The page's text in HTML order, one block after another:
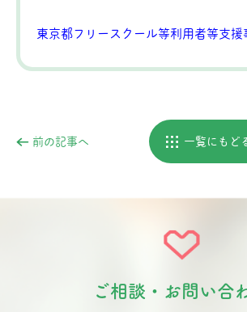
東京都フリースクール等利用者等支
前の記事へ 一覧にもど
ご相談・お問い合